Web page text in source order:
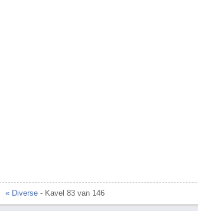
« Diverse - Kavel 83 van 146